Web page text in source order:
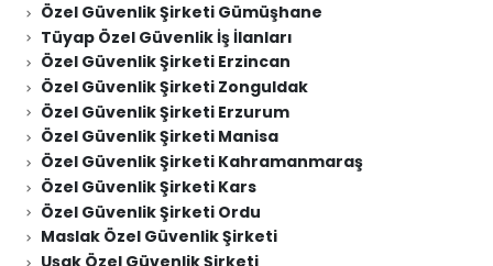
Özel Güvenlik Şirketi Gümüşhane
Tüyap Özel Güvenlik İş İlanları
Özel Güvenlik Şirketi Erzincan
Özel Güvenlik Şirketi Zonguldak
Özel Güvenlik Şirketi Erzurum
Özel Güvenlik Şirketi Manisa
Özel Güvenlik Şirketi Kahramanmaraş
Özel Güvenlik Şirketi Kars
Özel Güvenlik Şirketi Ordu
Maslak Özel Güvenlik Şirketi
Uşak Özel Güvenlik Şirketi